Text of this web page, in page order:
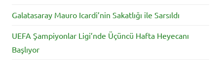
Galatasaray Mauro Icardi’nin Sakatlığı ile Sarsıldı
UEFA Şampiyonlar Ligi’nde Üçüncü Hafta Heyecanı
Başlıyor